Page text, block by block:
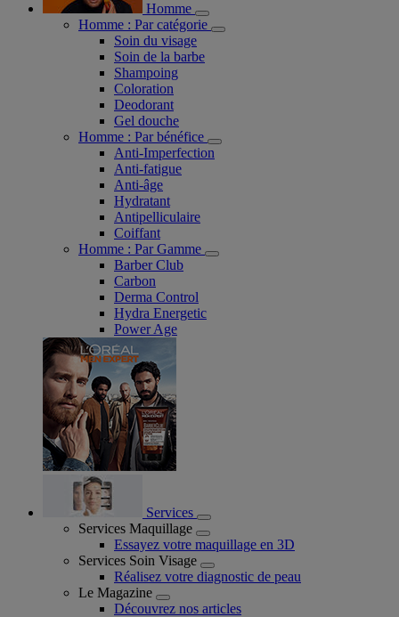
Homme
Homme : Par catégorie
Soin du visage
Soin de la barbe
Shampoing
Coloration
Deodorant
Gel douche
Homme : Par bénéfice
Anti-Imperfection
Anti-fatigue
Anti-âge
Hydratant
Antipelliculaire
Coiffant
Homme : Par Gamme
Barber Club
Carbon
Derma Control
Hydra Energetic
Power Age
Services
Services Maquillage
Essayez votre maquillage en 3D
Services Soin Visage
Réalisez votre diagnostic de peau
Le Magazine
Découvrez nos articles